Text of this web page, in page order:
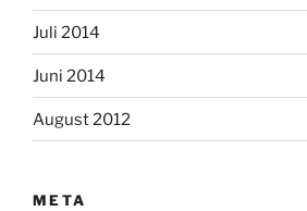
Juli 2014
Juni 2014
August 2012
META